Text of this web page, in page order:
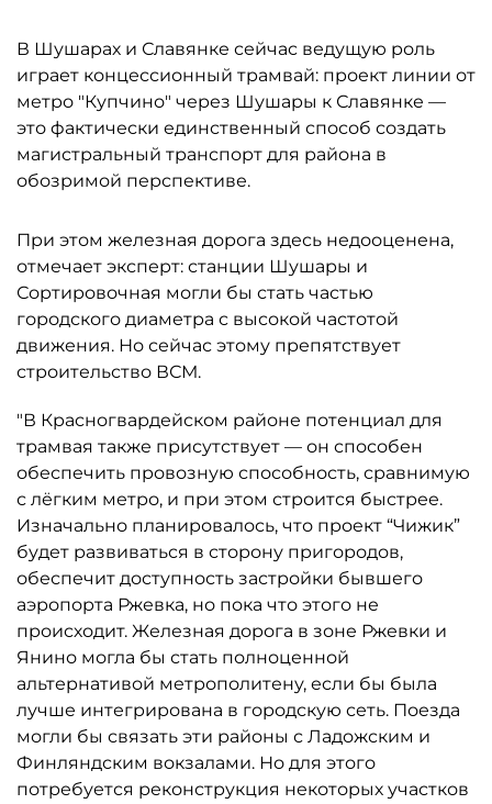
В Шушарах и Славянке сейчас ведущую роль
играет концессионный трамвай: проект линии от
метро "Купчино" через Шушары к Славянке —
это фактически единственный способ создать
магистральный транспорт для района в
обозримой перспективе.
При этом железная дорога здесь недооценена,
отмечает эксперт: станции Шушары и
Сортировочная могли бы стать частью
городского диаметра с высокой частотой
движения. Но сейчас этому препятствует
строительство ВСМ.
"В Красногвардейском районе потенциал для
трамвая также присутствует — он способен
обеспечить провозную способность, сравнимую
с лёгким метро, и при этом строится быстрее.
Изначально планировалось, что проект “Чижик”
будет развиваться в сторону пригородов,
обеспечит доступность застройки бывшего
аэропорта Ржевка, но пока что этого не
происходит. Железная дорога в зоне Ржевки и
Янино могла бы стать полноценной
альтернативой метрополитену, если бы была
лучше интегрирована в городскую сеть. Поезда
могли бы связать эти районы с Ладожским и
Финляндским вокзалами. Но для этого
потребуется реконструкция некоторых участков